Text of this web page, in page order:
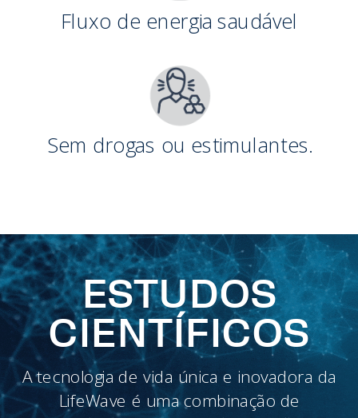
Fluxo de energia saudável
Sem drogas ou estimulantes.
ESTUDOS
CIENTÍFICOS
A tecnologia de vida única e inovadora da
LifeWave é uma combinação de